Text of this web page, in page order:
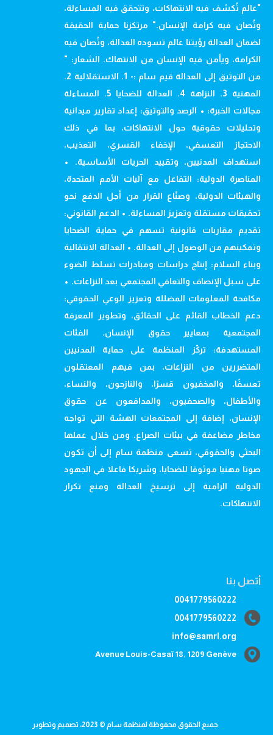
"عالم تُكشف فيه الانتهاكات، وتتحقق فيه المساءلة،
وتُصان فيه كرامة الإنسان." مرتكزنا حماية الحقيقة
لضمان العدالة رؤيتنا عالم تسوده العدالة، وتُصان فيه
الكرامة، ويأمن فيه الإنسان من الانتهاك. الشعار: "
من التوثيق إلى العدالة قيم سام :- 1. الاستقلالية 2.
المهنية 3. النزاهة 4. العدالة للضحايا 5. المساءلة
مجالات الخبرة: • الرصد والتوثيق: إعداد تقارير ميدانية
وتحليلات حقوقية حول الانتهاكات، بما في ذلك
الاحتجاز التعسفي، الإخفاء القسري، التعذيب،
استهداف المدنيين، وتقييد الحريات الأساسية. •
المناصرة الدولية: التفاعل مع آليات الأمم المتحدة،
والهيئات الدولية، وصنّاع القرار من أجل الدفع نحو
تحقيقات مستقلة وتعزيز المساءلة. • الدعم القانوني:
تقديم مقاربات قانونية تسهم في حماية الضحايا
وتمكينهم من الوصول إلى العدالة. • العدالة الانتقالية
وبناء السلام: إنتاج دراسات ومبادرات تسلط الضوء
على سبل الإنصاف والتعافي المجتمعي بعد النزاعات. •
مكافحة المعلومات المضللة وتعزيز الوعي الحقوقي:
دعم الخطاب القائم على الحقائق، وتطوير المعرفة
المجتمعية بمعايير حقوق الإنسان. الفئات
المستهدفة: تركّز المنظمة على حماية المدنيين
المتضررين من النزاعات، بمن فيهم المعتقلون
تعسفًا، والمخفيون قسرًا، والنازحون، والنساء،
والأطفال، والصحفيون، والمدافعون عن حقوق
الإنسان، إضافة إلى المجتمعات الهشة التي تواجه
مخاطر مضاعفة في بيئات الصراع. ومن خلال عملها
البحثي والحقوقي، تسعى منظمة سام إلى أن تكون
صوتا مهنيا موثوقا للضحايا، وشريكا فاعلا في الجهود
الدولية الرامية إلى ترسيخ العدالة ومنع تكرار
الانتهاكات.
أتصل بنا
0041779560222
0041779560222
info@samrl.org
Avenue Louis-Casaï 18, 1209 Genève
جميع الحقوق محفوظة لمنظمة سام © 2023، تصميم وتطوير